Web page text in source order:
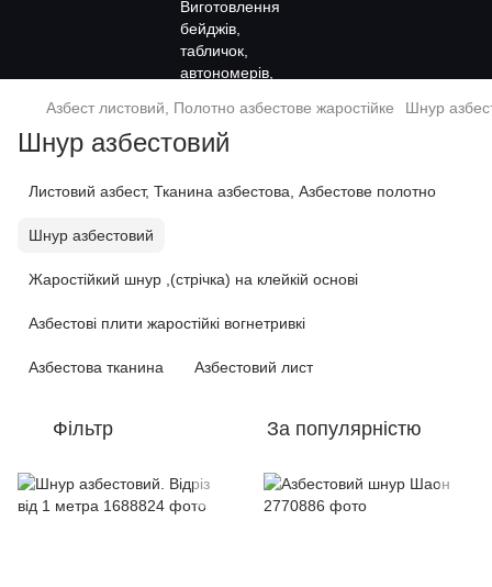
Азбест листовий, Полотно азбестове жаростійке Шнур
Шнур азбестовий
Листовий азбест, Тканина азбестова, Азбестове полотно
Шнур азбестовий
Жаростійкий шнур ,(стрічка) на клейкій основі
Азбестові плити жаростійкі вогнетривкі
Азбестова тканина Азбестовий лист
Фільтр За популярністю